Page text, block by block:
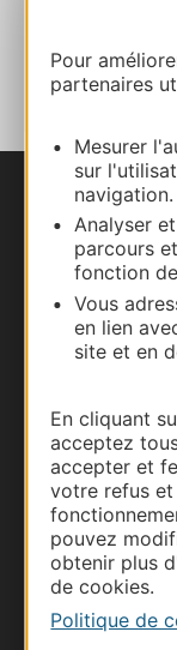
Pour
partenaires
Mesurer
sur
navigation.
Analyser
parcours
fonction
Vous
en lien
site et en
En cliquant
acceptez
accepter et
votre refus et
pouvez
obtenir plus
de cookies.
Politique de
AU
Nous
Carte